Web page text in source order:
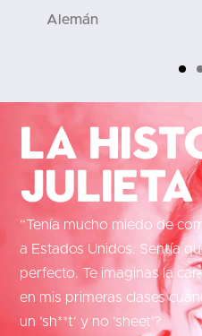
Alemán
La
Julieta
“Tenía mucho miedo de
a Estados Unidos. Sentía
perfecto. Te imaginas la
en mis primeras clases
un ’sh**t‘ y no ’sheet‘?